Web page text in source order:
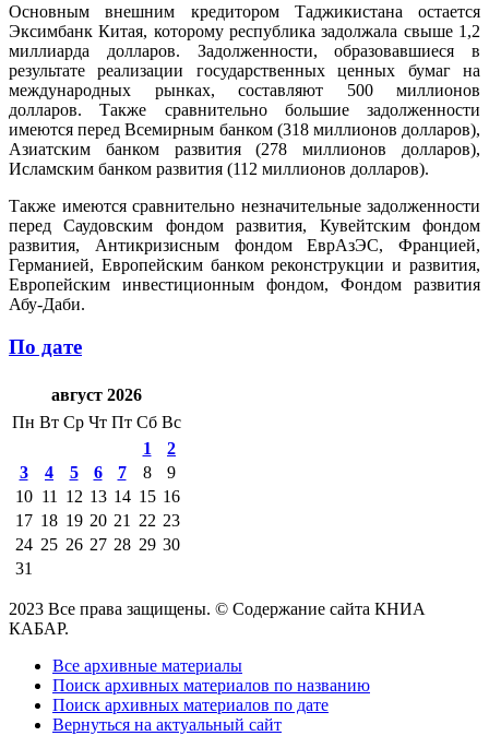
Основным внешним кредитором Таджикистана остается
Эксимбанк Китая, которому республика задолжала свыше 1,2
миллиарда долларов. Задолженности, образовавшиеся в
результате реализации государственных ценных бумаг на
международных рынках, составляют 500 миллионов
долларов. Также сравнительно большие задолженности
имеются перед Всемирным банком (318 миллионов долларов),
Азиатским банком развития (278 миллионов долларов),
Исламским банком развития (112 миллионов долларов).
Также имеются сравнительно незначительные задолженности
перед Саудовским фондом развития, Кувейтским фондом
развития, Антикризисным фондом ЕврАзЭС, Францией,
Германией, Европейским банком реконструкции и развития,
Европейским инвестиционным фондом, Фондом развития
Абу-Даби.
По дате
август 2026
Пн Вт Ср Чт Пт Сб Вс
1
2
3
4 5 6 7 8
9
10 11 12 13 14 15 16
17 18 19 20 21 22 23
24 25 26 27 28 29 30
31
2023 Все права защищены. © Содержание сайта КНИА
КАБАР.
Все архивные материалы
Поиск архивных материалов по названию
Поиск архивных материалов по дате
Вернуться на актуальный сайт